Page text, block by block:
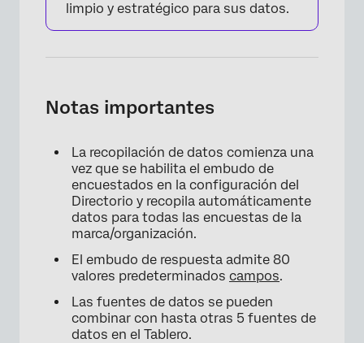
limpio y estratégico para sus datos.
Notas importantes
La recopilación de datos comienza una
vez que se habilita el embudo de
encuestados en la configuración del
Directorio y recopila automáticamente
datos para todas las encuestas de la
marca/organización.
El embudo de respuesta admite 80
valores predeterminados campos.
Las fuentes de datos se pueden
combinar con hasta otras 5 fuentes de
datos en el Tablero.